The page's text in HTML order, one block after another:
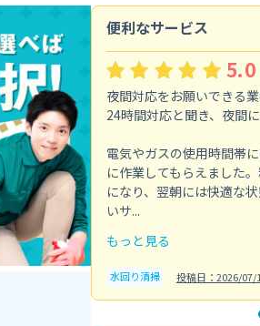
便利なサービス
5.0
夜間対応をお願いできる
24時間対応と聞き、夜間
電気やガスの使用時間帯
に作業してもらえました
になり、翌朝には快適な
いサ...
もっと見る
水回り清掃 投稿日：2026/07/